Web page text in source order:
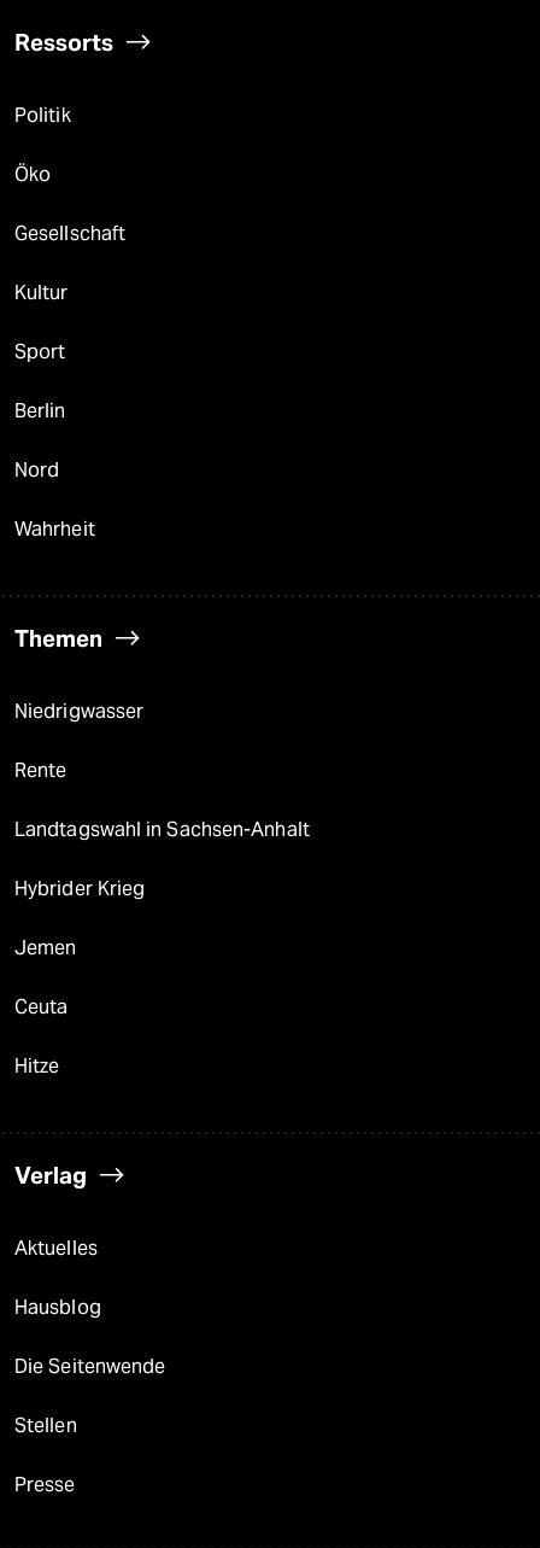
Ressorts
Politik
Öko
Gesellschaft
Kultur
Sport
Berlin
Nord
Wahrheit
Themen
Niedrigwasser
Rente
Landtagswahl in Sachsen-Anhalt
Hybrider Krieg
Jemen
Ceuta
Hitze
Verlag
Aktuelles
Hausblog
Die Seitenwende
Stellen
Presse